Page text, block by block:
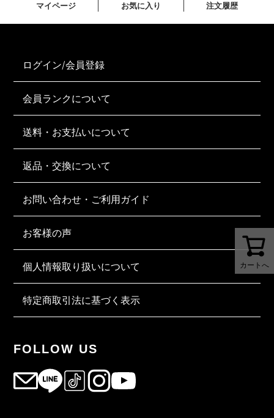
カートへ
マイページ お気に入り 注文履歴
ログイン/会員登録
会員ランクについて
送料・お支払いについて
返品・交換について
お問い合わせ・ご利用ガイド
お客様の声
個人情報取り扱いについて
特定商取引法に基づく表示
FOLLOW US